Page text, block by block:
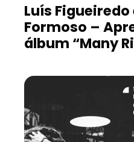
Luís Figueiredo
Formoso –
álbum “Many